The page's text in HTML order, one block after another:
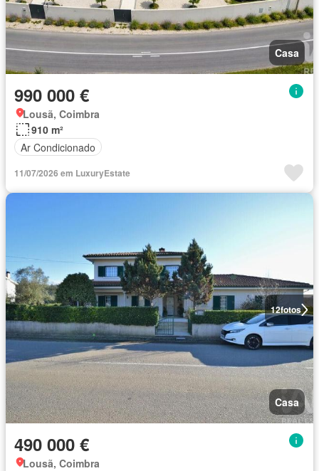
Casa
990 000 €
Lousã, Coimbra
910 m²
Ar Condicionado
11/07/2026 em LuxuryEstate
12fotos
Casa
490 000 €
Lousã, Coimbra